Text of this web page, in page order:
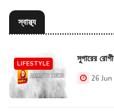
স্বাস্থ্য
LIFESTYLE সুগারের
26